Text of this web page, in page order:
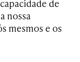
de
nossa
mesmos e os